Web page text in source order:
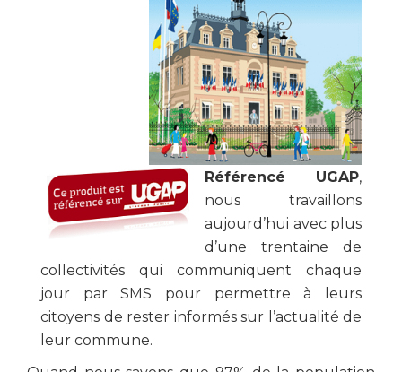
Référencé UGAP,
nous travaillons
aujourd’hui avec plus
d’une trentaine de
collectivités qui communiquent chaque
jour par SMS pour permettre à leurs
citoyens de rester informés sur l’actualité de
leur commune.